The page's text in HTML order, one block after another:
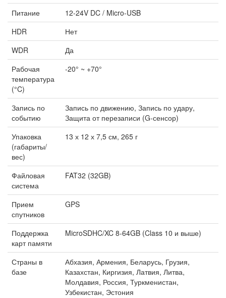
Питание
12-24V DC / Micro-USB
HDR
Нет
WDR
Да
Рабочая
температура
(°C)
-20° ~ +70°
Запись по
событию
Запись по движению, Запись по удару,
Защита от перезаписи (G-сенсор)
Упаковка
(габариты/
вес)
13 х 12 х 7,5 см, 265 г
Файловая
система
FAT32 (32GB)
Прием
спутников
GPS
Поддержка
карт памяти
MicroSDHC/XC 8-64GB (Class 10 и выше)
Страны в
базе
Абхазия, Армения, Беларусь, Грузия,
Казахстан, Киргизия, Латвия, Литва,
Молдавия, Россия, Туркменистан,
Узбекистан, Эстония